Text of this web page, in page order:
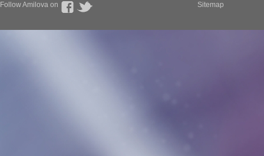
Follow Amilova on Sitemap